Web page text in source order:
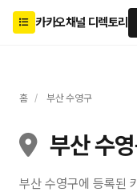
카카오채널 디렉토리
홈 / 부산 수영구
부산 수
부산 수영구에 등록된